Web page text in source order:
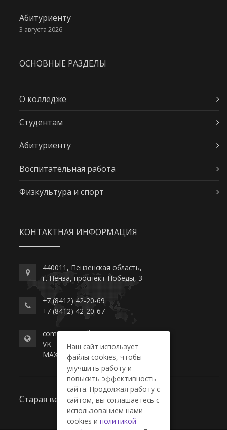
Абитуриенту
3 августа 2026
ОСНОВНЫЕ РАЗДЕЛЫ
О колледже
Студентам
Абитуриенту
Воспитательная работа
Физкультура и спорт
КОНТАКТНАЯ ИНФОРМАЦИЯ
440011, Пензенская область,
г. Пенза, проспект Победы, 3
+7 (8412) 42-20-69
+7 (8412) 42-20-67
commerce-college.ru
VK
MAX
Старая версия сайта
Наш сайт использует
файлы cookies, чтобы
улучшить работу и
повысить эффективность
сайта. Продолжая работу с
сайтом, вы соглашаетесь с
использованием нами
cookies и политикой